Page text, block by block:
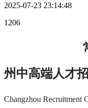
2025-07-23 23:14:48
1206
州中高端人才
Changzhou Recruitment